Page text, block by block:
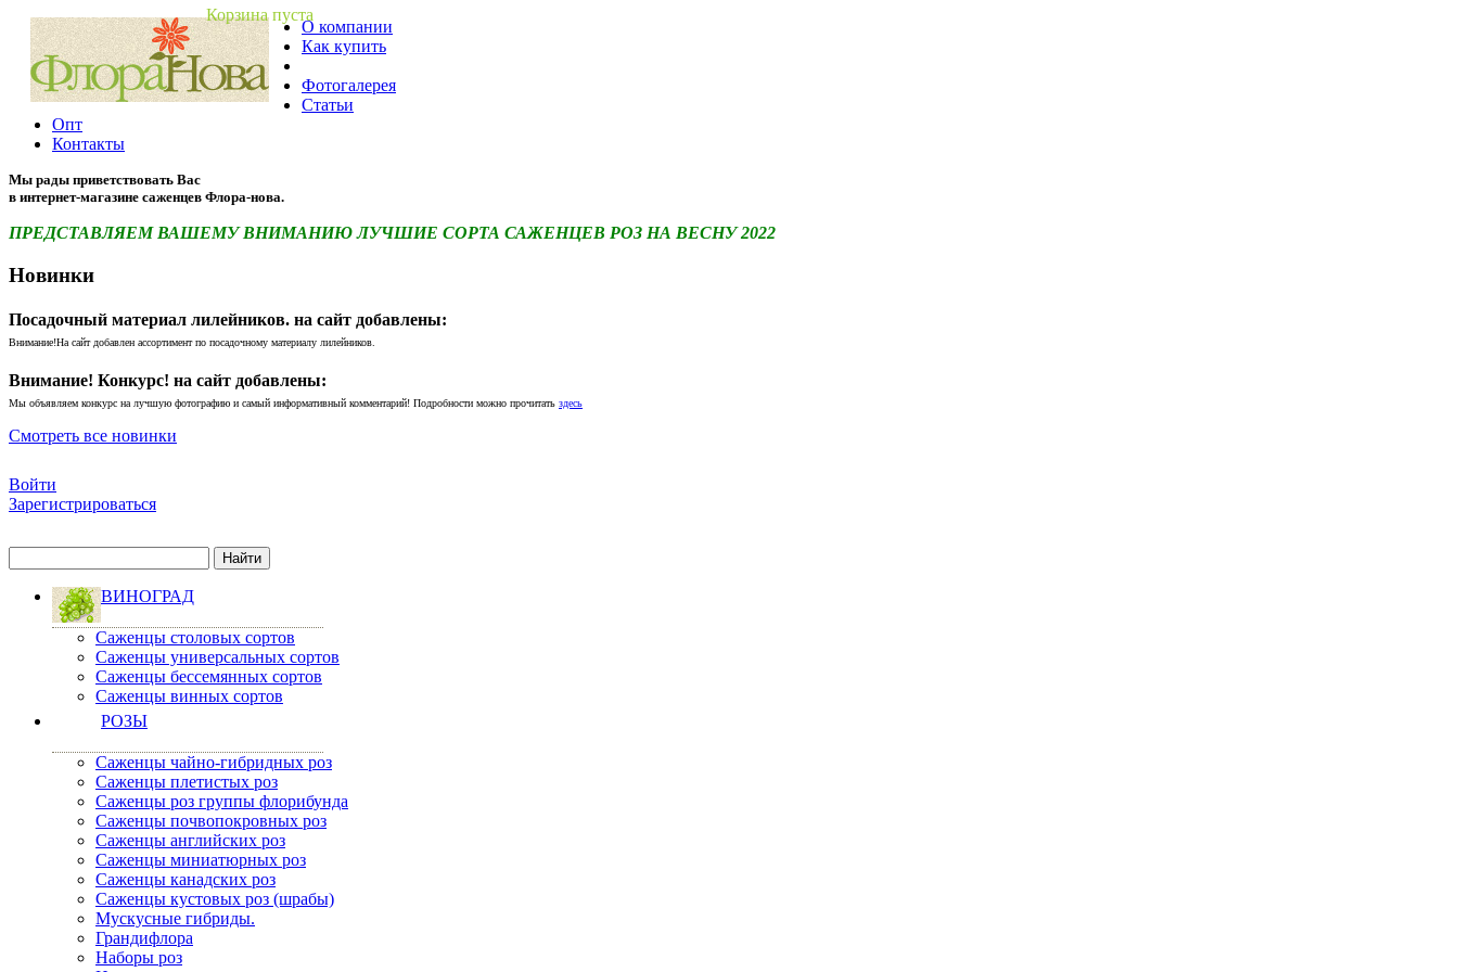
Корзина пуста
О компании
Как купить
Фотогалерея
Статьи
Опт
Контакты
Мы рады приветствовать Вас
в интернет-магазине саженцев Флора-нова.
ПРЕДСТАВЛЯЕМ ВАШЕМУ ВНИМАНИЮ ЛУЧШИЕ СОРТА САЖЕНЦЕВ РОЗ НА ВЕСНУ 2022
Новинки
Посадочный материал лилейников. на сайт добавлены:
Внимание!На сайт добавлен ассортимент по посадочному материалу лилейников.
Внимание! Конкурс! на сайт добавлены:
Мы объявляем конкурс на лучшую фотографию и самый информативный комментарий! Подробности можно прочитать здесь
Смотреть все новинки
Войти
Зарегистрироваться
ВИНОГРАД
Саженцы столовых сортов
Саженцы универсальных сортов
Саженцы бессемянных сортов
Саженцы винных сортов
РОЗЫ
Саженцы чайно-гибридных роз
Саженцы плетистых роз
Саженцы роз группы флорибунда
Саженцы почвопокровных роз
Саженцы английских роз
Саженцы миниатюрных роз
Саженцы канадских роз
Саженцы кустовых роз (шрабы)
Мускусные гибриды.
Грандифлора
Наборы роз